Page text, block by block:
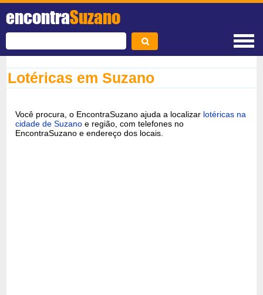
encontraSuzano
Lotéricas em Suzano
Você procura, o EncontraSuzano ajuda a localizar lotéricas na
cidade de Suzano e região, com telefones no
EncontraSuzano e endereço dos locais.